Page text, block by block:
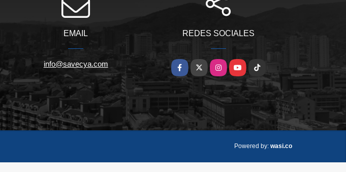
EMAIL
info@savecya.com
REDES SOCIALES
Facebook
X InstagramYouTube
TikTok
Powered by: wasi.co